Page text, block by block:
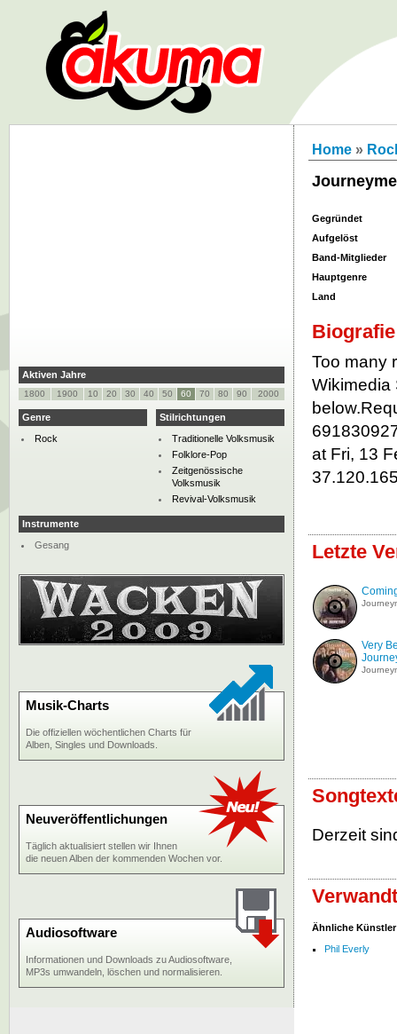
Home »
Gegründet
Aufgelöst
Band-Mitglieder
Hauptgenre
Land
Biografie
Too many
Wikimedia
at Fri, 13
Letzte
Very
Derzeit
Ähnliche Künstler
Phil Everly
Aktiven Jahre
1800 1900 10 20 30 40 50 60 70 80 90 2000
Genre
Rock
Stilrichtungen
Traditionelle Volksmusik
Folklore-Pop
Zeitgenössische
Volksmusik
Revival-Volksmusik
Instrumente
Gesang
Musik-Charts
Die offiziellen wöchentlichen Charts für
Alben, Singles und Downloads.
Neuveröffentlichungen
Täglich aktualisiert stellen wir Ihnen
die neuen Alben der kommenden Wochen vor.
Audiosoftware
Informationen und Downloads zu Audiosoftware,
MP3s umwandeln, löschen und normalisieren.